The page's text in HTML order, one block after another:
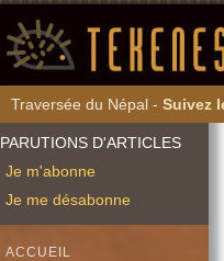
Traversée du Népal - Suivez
PARUTIONS D'ARTICLES
Je m'abonne
Je me désabonne
ACCUEIL